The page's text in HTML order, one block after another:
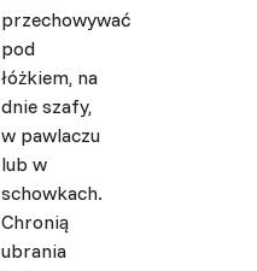
przechowywać
pod
łóżkiem, na
dnie szafy,
w pawlaczu
lub w
schowkach.
Chronią
ubrania